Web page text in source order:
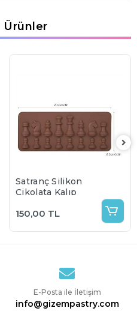
Ürünler
Satranç Silikon
Çikolata Kalıp
150,00 TL
E-Posta ile İletişim
info@gizempastry.com